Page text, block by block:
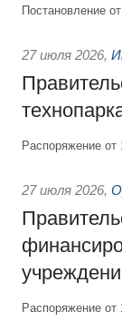
Постановление
27 июля 2026,
Распоряжение
27 июля 2026,
Распоряжение